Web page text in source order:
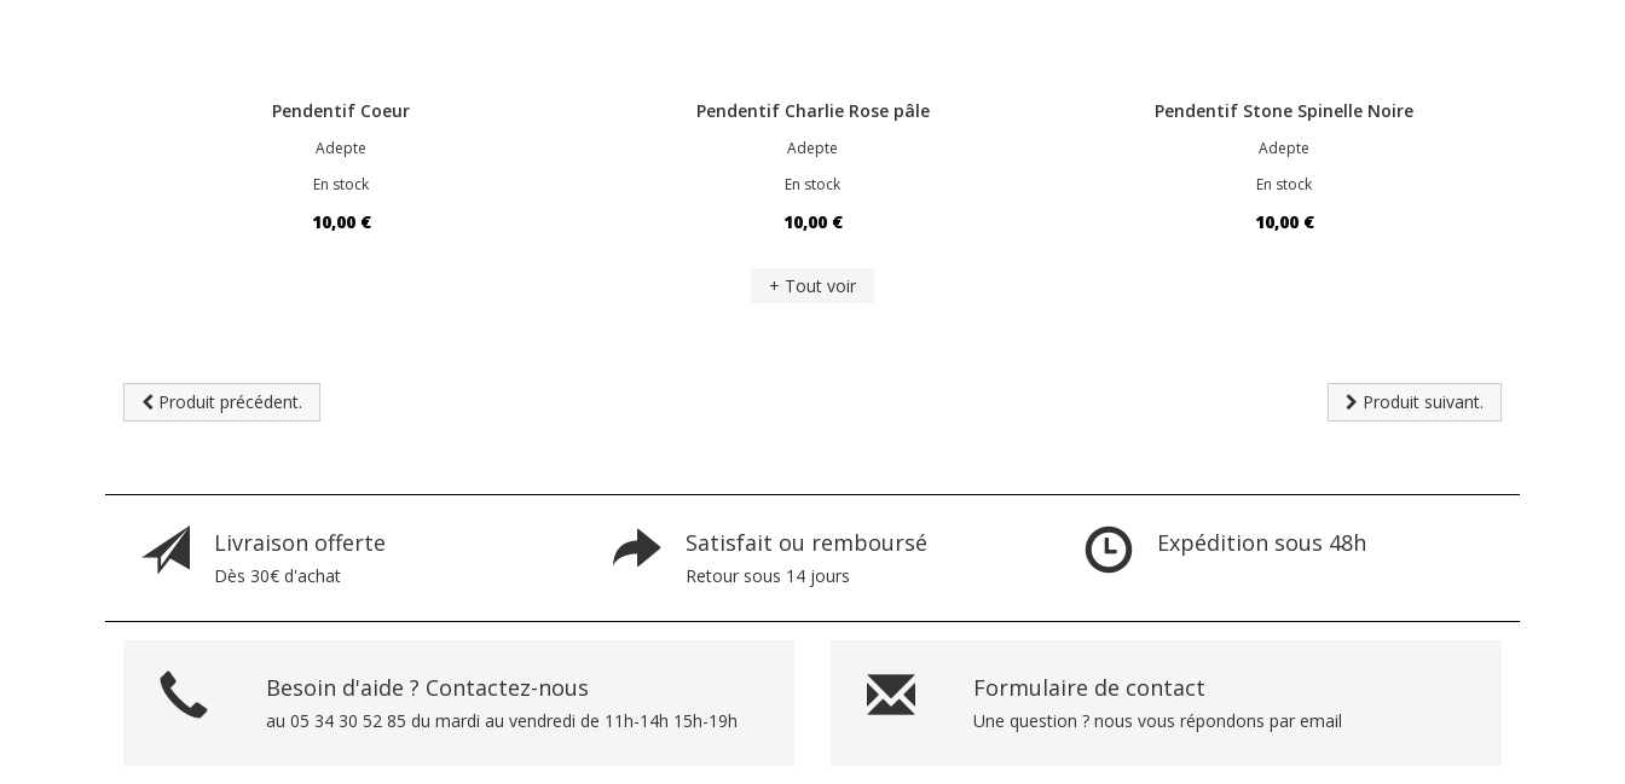
Pendentif Coeur
Adepte
En stock
10,00 €
Pendentif Charlie Rose pâle
Adepte
En stock
10,00 €
Pendentif Stone Spinelle Noire
Adepte
En stock
10,00 €
+ Tout voir
Produit précédent. Produit suivant.
Livraison offerte
Dès 30€ d'achat
Satisfait ou remboursé
Retour sous 14 jours
Expédition sous 48h
Besoin d'aide ? Contactez-nous
au 05 34 30 52 85 du mardi au vendredi de 11h-14h 15h-19h
Formulaire de contact
Une question ? nous vous répondons par email